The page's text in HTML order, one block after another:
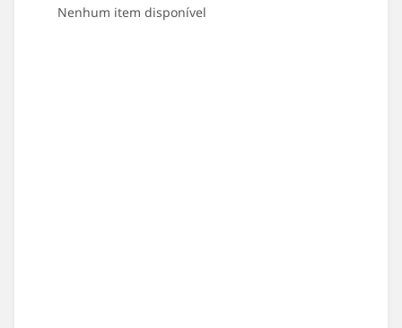
Nenhum item disponível